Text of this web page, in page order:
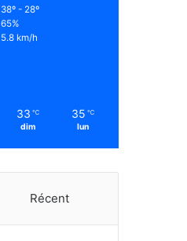
38º - 28º
65%
5.8 km/h
33 ℃
dim
35 ℃
lun
Récent